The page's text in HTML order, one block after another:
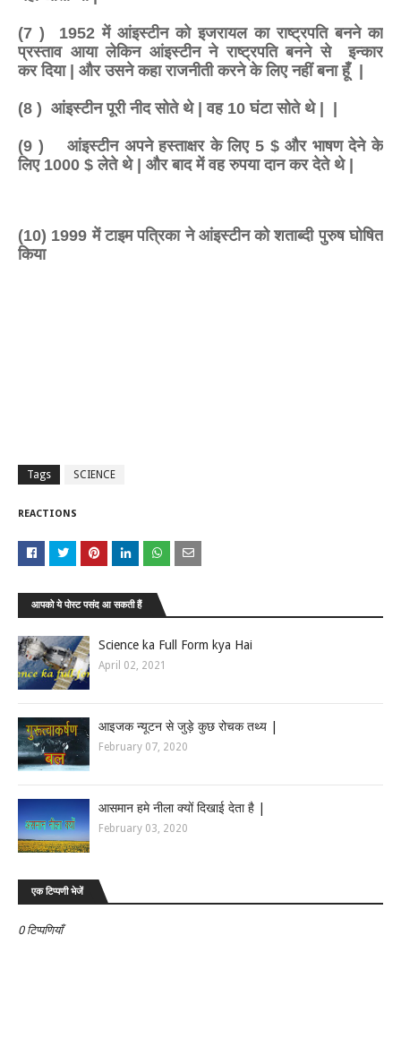
(7 ) 1952 में आंइस्टीन को इजरायल का राष्ट्रपति बनने का
प्रस्ताव आया लेकिन आंइस्टीन ने राष्ट्रपति बनने से इन्कार
कर दिया | और उसने कहा राजनीती करने के लिए नहीं बना हूँ |
(8 ) आंइस्टीन पूरी नीद सोते थे | वह 10 घंटा सोते थे | |
(9 ) आंइस्टीन अपने हस्ताक्षर के लिए 5 $ और भाषण देने के
लिए 1000 $ लेते थे | और बाद में वह रुपया दान कर देते थे |
(10) 1999 में टाइम पत्रिका ने आंइस्टीन को शताब्दी पुरुष घोषित
किया
Tags SCIENCE
REACTIONS
आपको ये पोस्ट पसंद आ सकती हैं
Science ka Full Form kya Hai
April 02, 2021
आइजक न्यूटन से जुड़े कुछ रोचक तथ्य |
February 07, 2020
आसमान हमे नीला क्यों दिखाई देता है |
February 03, 2020
एक टिप्पणी भेजें
0 टिप्पणियाँ